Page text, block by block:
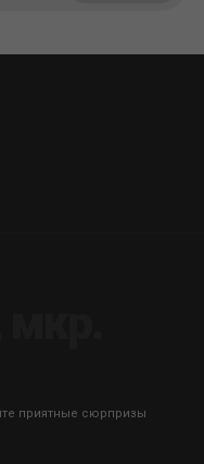
приятные сюрпризы